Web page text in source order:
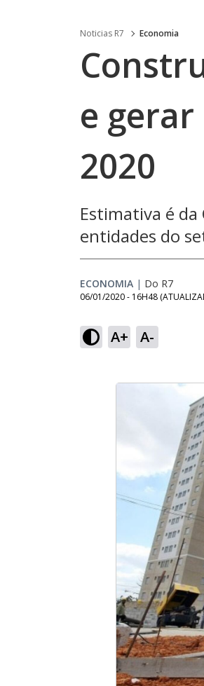
Noticias R7 Economia
e
2020
Estimativa é
entidades do
ECONOMIA | Do R7
06/01/2020 - 16H48
A+ A-